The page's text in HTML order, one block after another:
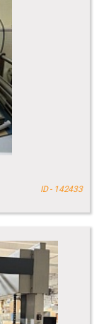
ID - 142433